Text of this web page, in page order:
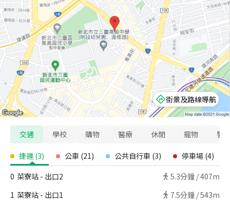
街景及路線導航
交通 學校 購物 醫療 休閒 寵物 警
捷運 (3) 公車 (21) 公共自行車 (3) 停車場 (4)
0 菜寮站 - 出口2 5.3分鐘 /407m
1 菜寮站 - 出口1 7.5分鐘 /543m